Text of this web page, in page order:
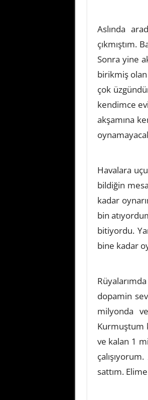
Aslında
çıkmıştım.
Sonra yine
birikmiş
çok
kendimce
akşamına
Havalara
bildiğin
kadar
bin
bitiyordu.
bine kadar
dopamin
milyonda
Kurmuştum
ve kalan 1
sattım.